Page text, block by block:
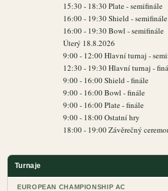
15:30 - 18:30 Plate - semifinále
16:00 - 19:30 Shield - semifinále
16:00 - 19:30 Bowl - semifinále
Úterý 18.8.2026
9:00 - 12:00 Hlavní turnaj -
12:30 - 19:30 Hlavní turnaj -
9:00 - 16:00 Shield - finále
9:00 - 16:00 Bowl - finále
9:00 - 16:00 Plate - finále
9:00 - 18:00 Ostatní hry
18:00 - 19:00 Závěrečný
Turnaje
EUROPEAN CHAMPIONSHIP AC